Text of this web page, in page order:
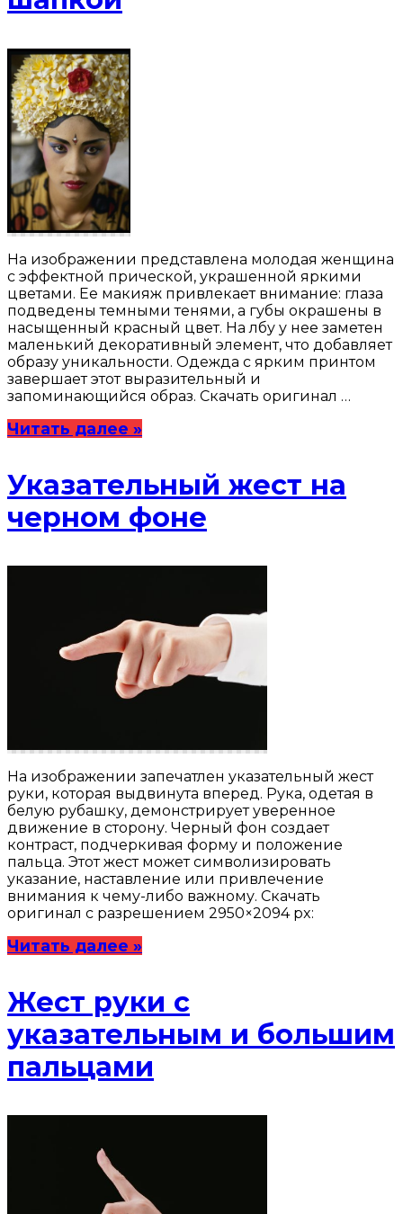
На изображении представлена молодая женщина
с эффектной прической, украшенной яркими
цветами. Ее макияж привлекает внимание: глаза
подведены темными тенями, а губы окрашены в
насыщенный красный цвет. На лбу у нее заметен
маленький декоративный элемент, что добавляет
образу уникальности. Одежда с ярким принтом
завершает этот выразительный и
запоминающийся образ. Скачать оригинал …
Читать далее »
Указательный жест на
черном фоне
На изображении запечатлен указательный жест
руки, которая выдвинута вперед. Рука, одетая в
белую рубашку, демонстрирует уверенное
движение в сторону. Черный фон создает
контраст, подчеркивая форму и положение
пальца. Этот жест может символизировать
указание, наставление или привлечение
внимания к чему-либо важному. Скачать
оригинал с разрешением 2950×2094 px:
Читать далее »
Жест руки с
указательным и большим
пальцами